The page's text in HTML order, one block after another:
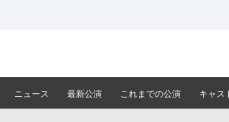
ニュース 最新公演 これまでの公演 キャス